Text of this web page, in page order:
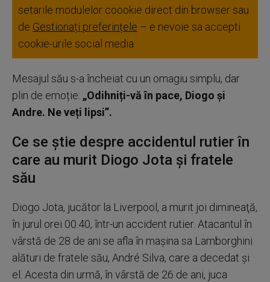
setarile modulelor coookie direct din browser sau
de Gestionați preferințele – e nevoie sa accepti
cookie-urile social media
Mesajul său s-a încheiat cu un omagiu simplu, dar
plin de emoție: „Odihniți-vă în pace, Diogo și
Andre. Ne veți lipsi”.
Ce se ştie despre accidentul rutier în
care au murit Diogo Jota şi fratele
său
Diogo Jota, jucător la Liverpool, a murit joi dimineaţă,
în jurul orei 00.40, într-un accident rutier. Atacantul în
vârstă de 28 de ani se afla în maşina sa Lamborghini
alături de fratele său, André Silva, care a decedat şi
el. Acesta din urmă, în vârstă de 26 de ani, juca